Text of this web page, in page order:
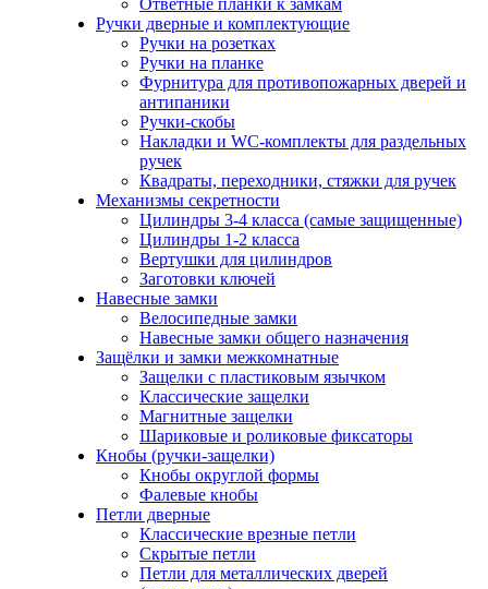
Ответные планки к замкам
Ручки дверные и комплектующие
Ручки на розетках
Ручки на планке
Фурнитура для противопожарных дверей и
антипаники
Ручки-скобы
Накладки и WC-комплекты для раздельных
ручек
Квадраты, переходники, стяжки для ручек
Механизмы секретности
Цилиндры 3-4 класса (самые защищенные)
Цилиндры 1-2 класса
Вертушки для цилиндров
Заготовки ключей
Навесные замки
Велосипедные замки
Навесные замки общего назначения
Защёлки и замки межкомнатные
Защелки с пластиковым язычком
Классические защелки
Магнитные защелки
Шариковые и роликовые фиксаторы
Кнобы (ручки-защелки)
Кнобы округлой формы
Фалевые кнобы
Петли дверные
Классические врезные петли
Скрытые петли
Петли для металлических дверей